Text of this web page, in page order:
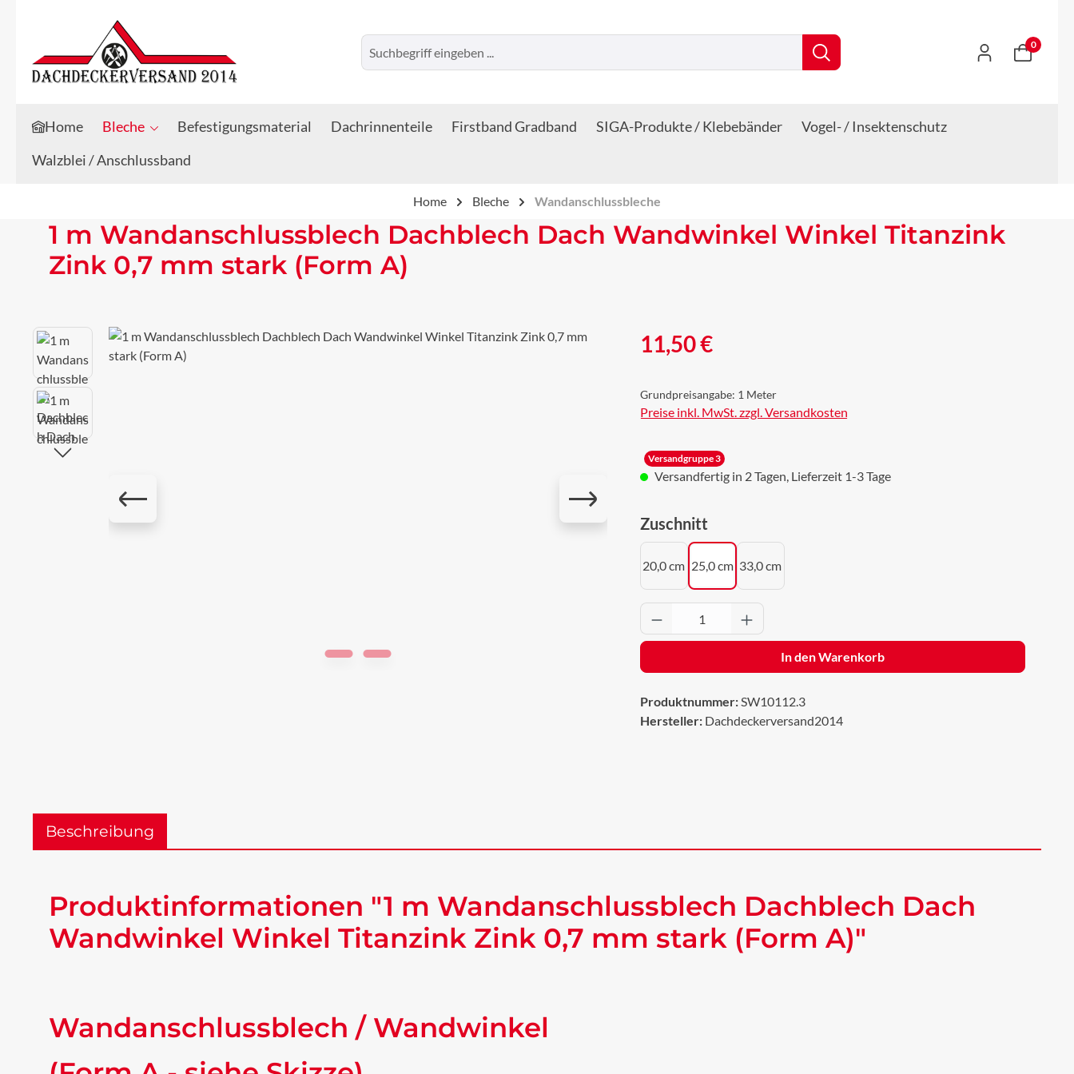
Zum Hauptinhalt springen
Zur Suche springen
0
Home Bleche Befestigungsmaterial Dachrinnenteile Firstband Gradband SIGA-Produkte / Klebebänder
Vogel- / Insektenschutz
Walzblei / Anschlussband
Home Bleche Wandanschlussbleche
1 m Wandanschlussblech Dachblech Dach Wandwinkel Winkel Titanzink
Zink 0,7 mm stark (Form A)
Bildergalerie überspringen Regulärer Preis:
11,50 €
Grundpreisangabe: 1 Meter
Preise inkl. MwSt. zzgl. Versandkosten
Versandgruppe 3
Versandfertig in 2 Tagen, Lieferzeit 1-3 Tage
Zuschnittauswählen
20,0 cm 25,0 cm 33,0 cm
Produkt Anzahl: Gib den gewünschten Wert ein
In den Warenkorb
Produktnummer:SW10112.3
Hersteller: Dachdeckerversand2014
Beschreibung
Produktinformationen "1 m Wandanschlussblech Dachblech Dach
Wandwinkel Winkel Titanzink Zink 0,7 mm stark (Form A)"
Wandanschlussblech / Wandwinkel